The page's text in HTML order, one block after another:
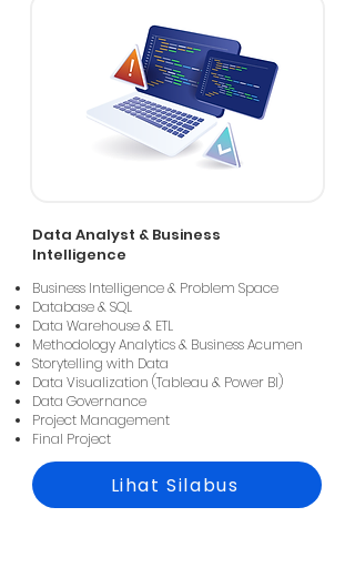
Data Analyst & Business
Intelligence
Business Intelligence & Problem Space
Database & SQL
Data Warehouse & ETL
Methodology Analytics & Business Acumen
Storytelling with Data
Data Visualization (Tableau & Power BI)
Data Governance
Project Management
Final Project
Lihat Silabus